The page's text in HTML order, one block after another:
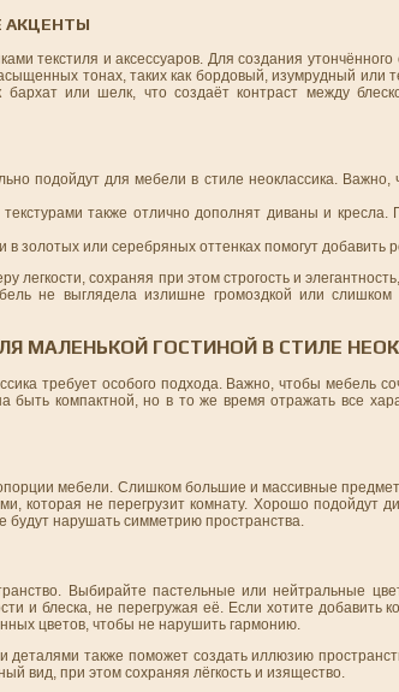
АКЦЕНТЫ
текстиля и аксессуаров. Для создания
тонах, таких как бордовый, изумрудный
бархат или шелк, что создаёт контраст между
подойдут для мебели в стиле неоклассика.
также отлично дополнят диваны и кресла.
золотых или серебряных оттенках помогут добавить
легкости, сохраняя при этом строгость и
не выглядела излишне громоздкой или
МАЛЕНЬКОЙ ГОСТИНОЙ В СТИЛЕ
требует особого подхода. Важно, чтобы мебель
быть компактной, но в то же время отражать все
мебели. Слишком большие и массивные
которая не перегрузит комнату. Хорошо подойдут
будут нарушать симметрию пространства.
Выбирайте пастельные или нейтральные
и блеска, не перегружая её. Если хотите добавить
цветов, чтобы не нарушить гармонию.
деталями также поможет создать иллюзию
вид, при этом сохраняя лёгкость и изящество.